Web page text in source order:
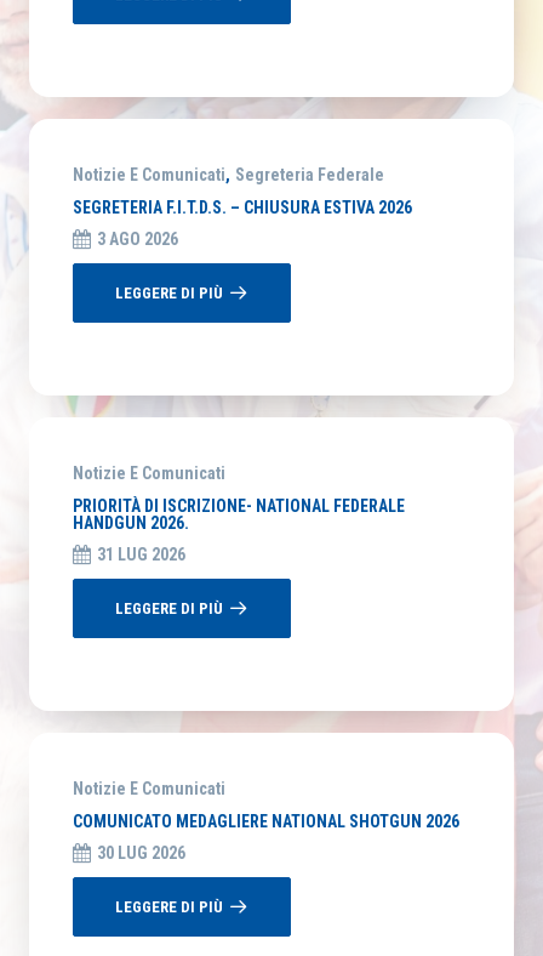
Notizie E Comunicati, Segreteria Federale
SEGRETERIA F.I.T.D.S. – CHIUSURA ESTIVA 2026
3 AGO 2026
LEGGERE DI PIÙ
Notizie E Comunicati
PRIORITÀ DI ISCRIZIONE- NATIONAL FEDERALE
HANDGUN 2026.
31 LUG 2026
LEGGERE DI PIÙ
Notizie E Comunicati
COMUNICATO MEDAGLIERE NATIONAL SHOTGUN 2026
30 LUG 2026
LEGGERE DI PIÙ